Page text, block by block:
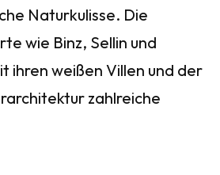
Naturkulisse. Die
wie Binz, Sellin und
ihren weißen Villen und der
zahlreiche